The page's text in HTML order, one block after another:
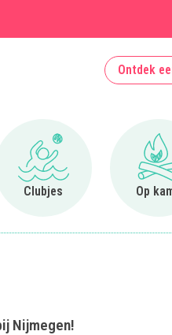
Ontdek
Clubjes
Ga naar Clubjes
Op
Nijmegen!